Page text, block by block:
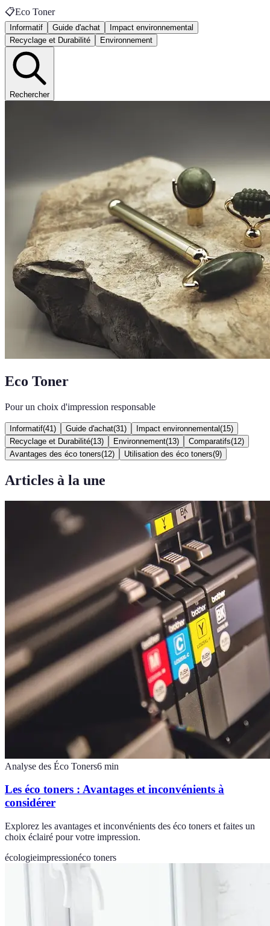
📋Eco Toner
Informatif Guide d'achat
Impact environnemental
Recyclage et Durabilité
Environnement
Rechercher
Eco Toner
Pour un choix d'impression responsable
Informatif(41 ) Guide d'achat(31 ) Impact environnemental (15)
Recyclage et Durabilité(13) Environnement(13) Comparatifs(12)
Avantages des éco toners(12) Utilisation des éco toners(9)
Articles à la une
Analyse des Éco Toners6 min
Les éco toners : Avantages et inconvénients à
considérer
Explorez les avantages et inconvénients des éco toners et faites un
choix éclairé pour votre impression.
écologieimpressionéco toners